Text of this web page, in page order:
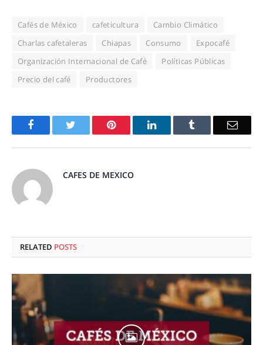
Cafés de México cafeticultura
Cambio Climático
Charlas cafetaleras
Chiapas Consumo
Expocafé
Organización Internacional de Café
Políticas Públicas
Precio del café
Productores
Facebook Pinterest LinkedIn Email
CAFES DE MEXICO
RELATED POSTS